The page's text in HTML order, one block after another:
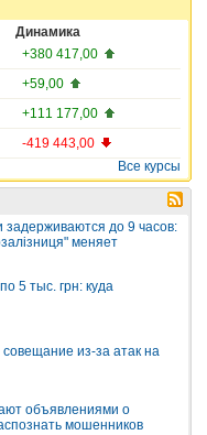
Динамика
+380 417,00
+59,00
+111 177,00
-419 443,00
Все курсы
до 9 часов:
меняет
5 тыс. грн: куда
из-за атак на
объявлениями о
мошенников